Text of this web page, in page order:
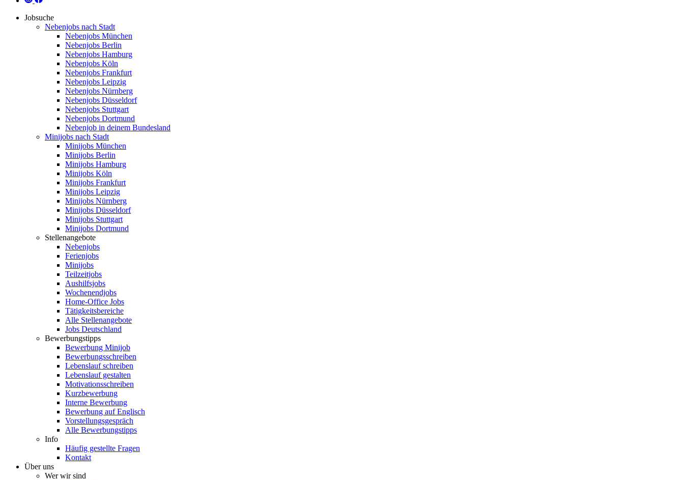
Jobsuche
Nebenjobs nach Stadt
Nebenjobs München
Nebenjobs Berlin
Nebenjobs Hamburg
Nebenjobs Köln
Nebenjobs Frankfurt
Nebenjobs Leipzig
Nebenjobs Nürnberg
Nebenjobs Düsseldorf
Nebenjobs Stuttgart
Nebenjobs Dortmund
Nebenjob in deinem Bundesland
Minijobs nach Stadt
Minijobs München
Minijobs Berlin
Minijobs Hamburg
Minijobs Köln
Minijobs Frankfurt
Minijobs Leipzig
Minijobs Nürnberg
Minijobs Düsseldorf
Minijobs Stuttgart
Minijobs Dortmund
Stellenangebote
Nebenjobs
Ferienjobs
Minijobs
Teilzeitjobs
Aushilfsjobs
Wochenendjobs
Home-Office Jobs
Tätigkeitsbereiche
Alle Stellenangebote
Jobs Deutschland
Bewerbungstipps
Bewerbung Minijob
Bewerbungsschreiben
Lebenslauf schreiben
Lebenslauf gestalten
Motivationsschreiben
Kurzbewerbung
Interne Bewerbung
Bewerbung auf Englisch
Vorstellungsgespräch
Alle Bewerbungstipps
Info
Häufig gestellte Fragen
Kontakt
Über uns
Wer wir sind